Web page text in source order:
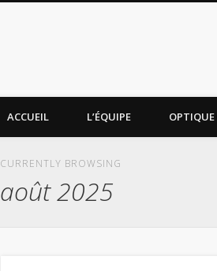
ACCUEIL L’ÉQUIPE
CURRENTLY BROWSING
août 2025